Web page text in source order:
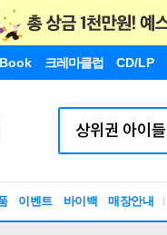
크레마클럽 CD/LP
이벤트 바이백 매장안내